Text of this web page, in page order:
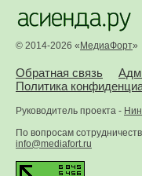
© 2014-2026 « МедиаФорт»
Обратная связь
Политика
Руководитель проекта -
По вопросам
info@mediafort.ru